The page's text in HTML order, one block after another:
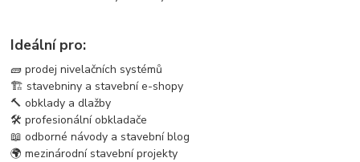
Ideální pro:
🧱 prodej nivelačních systémů
🏗️ stavebniny a stavební e-shopy
🔨 obklady a dlažby
🛠️ profesionální obkladače
📖 odborné návody a stavební blog
🌍 mezinárodní stavební projekty